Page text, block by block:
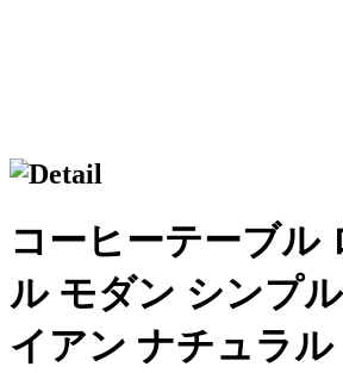
コーヒーテーブル
ル モダン シンプ
イアン ナチュラ